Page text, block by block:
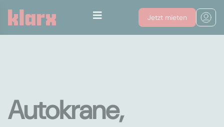
Jetzt mieten
Autokrane,